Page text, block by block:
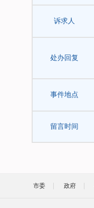
诉求人
处办回复
事件地点
留言时间
市委 政府